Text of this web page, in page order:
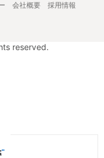
会社概要
採用情報
reserved.